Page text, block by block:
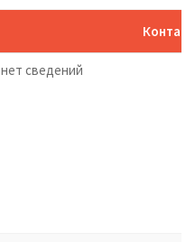
нет сведений